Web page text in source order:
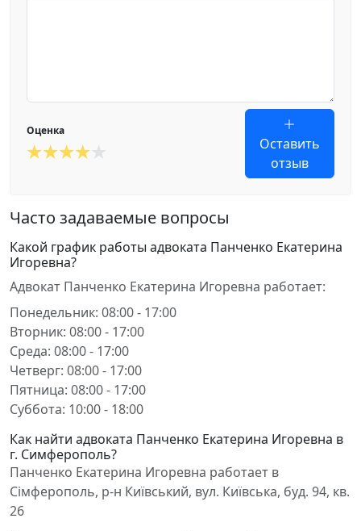
Оценка
Оставить
отзыв
Часто задаваемые вопросы
Какой график работы адвоката Панченко Екатерина
Игоревна?
Адвокат Панченко Екатерина Игоревна работает:
Понедельник: 08:00 - 17:00
Вторник: 08:00 - 17:00
Среда: 08:00 - 17:00
Четверг: 08:00 - 17:00
Пятница: 08:00 - 17:00
Суббота: 10:00 - 18:00
Как найти адвоката Панченко Екатерина Игоревна в
г. Симферополь?
Панченко Екатерина Игоревна работает в
Сімферополь, р-н Київський, вул. Київська, буд. 94, кв.
26